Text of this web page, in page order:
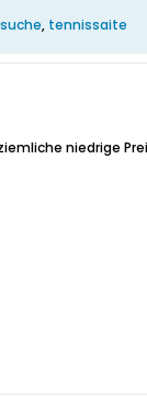
suche, tennissaite
niedrige